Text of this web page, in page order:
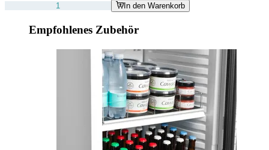
In den Warenkorb
Empfohlenes Zubehör